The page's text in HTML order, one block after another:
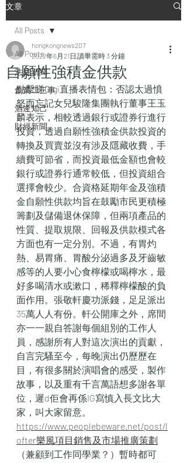
文章
All Posts
法庭新聞
創業二三事
酒逄知己
財經新聞
All Posts
自願性強積金供款
hongkongnews207
2022年6月21日 讀畢需時 3 分鐘
點擊睇Gigi直播表情包：否認太過憤
怒而忘記女兒駿隆集團執行董事王玉
麟表示，相較透過銀行或證券行進行
投資，透過自願性強積金供款投資的
轉換及買賣並沒有涉及隱藏收費，手
續費可節省，而投資最低金額也會較
銀行或證券行通常較低，但投資組合
選擇會較少。合資格延期年金及強積
金自願性供款均旨在鼓勵市民更積極
籌劃及儲備退休保障，但兩項產品的
性質、提取規限、回報及供款模式各
方面也有一定分別。不過，有胃灼
熱、易胃痛、胃酸分泌過多及牙齒敏
感等的人要小心食檸檬或喝檸水，最
好多喝清水或漱口，稀釋檸檬酸的負
面作用。張敬軒慶功派錢，足足派出
35萬人人有份。軒公開庫之外，席間
亦一一親自答謝每個組別的工作人
員，感謝所有人對這次演出的貢獻，
自言完騷至今，每晚演出仍歷歷在
目，有很多關於演唱會的感受，製作
故事，以及重有千言萬語想多謝各單
位，遲d佢會再係IG寫慎入長文比大
家，叫大家留意。
https://www.peoplebeware.net/post/l
ofter樂風項目銷售及市場推廣策劃
（兼顧到工作同學業？）暫時都可